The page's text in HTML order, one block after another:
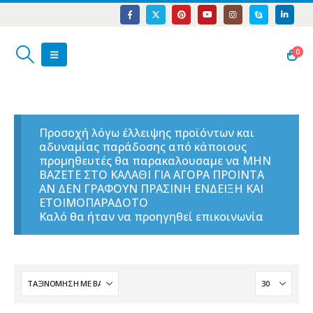
0
Προσοχή λόγω έλλειψης προϊόντων και
αδυναμίας παράδοσης από κάποιους
προμηθευτές θα παρακαλουσαμε να ΜΗΝ
ΒΑΖΕΤΕ ΣΤΟ ΚΑΛΑΘΙ ΓΙΑ ΑΓΟΡΑ ΠΡΟΙΝΤΑ
ΑΝ ΔΕΝ ΓΡΑΦΟΥΝ ΠΡΑΣΙΝΗ ΕΝΔΕΙΞΗ ΚΑΙ
ΕΤΟΙΜΟΠΑΡΑΔΟΤΟ
Καλό θα ήταν να προηγηθεί επικοινωνία